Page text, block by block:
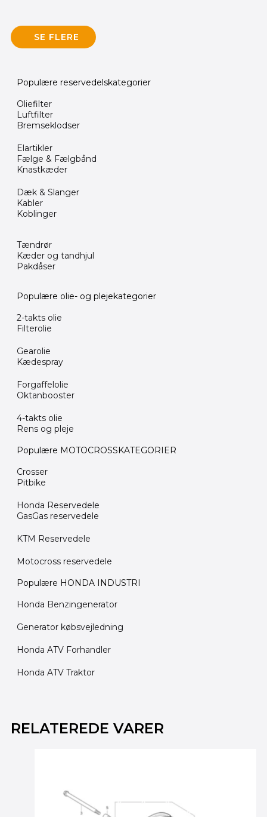
SE FLERE
Populære reservedelskategorier
Oliefilter
Luftfilter
Bremseklodser
Elartikler
Fælge & Fælgbånd
Knastkæder
Dæk & Slanger
Kabler
Koblinger
Tændrør
Kæder og tandhjul
Pakdåser
Populære olie- og plejekategorier
2-takts olie
Filterolie
Gearolie
Kædespray
Forgaffelolie
Oktanbooster
4-takts olie
Rens og pleje
Populære MOTOCROSSKATEGORIER
Crosser
Pitbike
Honda Reservedele
GasGas reservedele
KTM Reservedele
Motocross reservedele
Populære HONDA INDUSTRI
Honda Benzingenerator
Generator købsvejledning
Honda ATV Forhandler
Honda ATV Traktor
RELATEREDE VARERoprindelige
pris